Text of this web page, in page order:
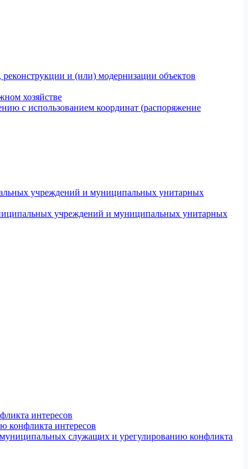
и (или) модернизации объектов
хозяйстве
с использованием координат (распоряжение
учреждений и муниципальных унитарных
учреждений и муниципальных унитарных
интересов
конфликта интересов
служащих и урегулированию конфликта